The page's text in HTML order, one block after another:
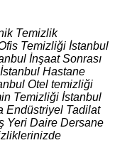
Temizlik
Temizliği İstanbul
İnşaat Sonrası
Hastane
Otel temizliği
Temizliği İstanbul
Endüstriyel Tadilat
Yeri Daire Dersane